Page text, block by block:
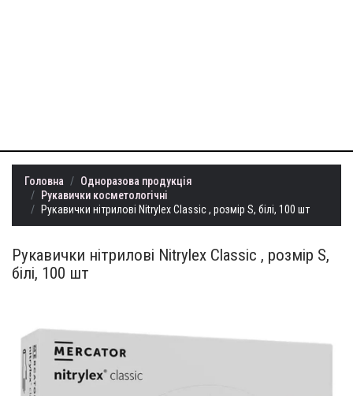
Головна
Одноразова продукція
Рукавички косметологічні
Рукавички нітрилові Nitrylex Classic , розмір S, білі, 100 шт
Рукавички нітрилові Nitrylex Classic , розмір S,
білі, 100 шт